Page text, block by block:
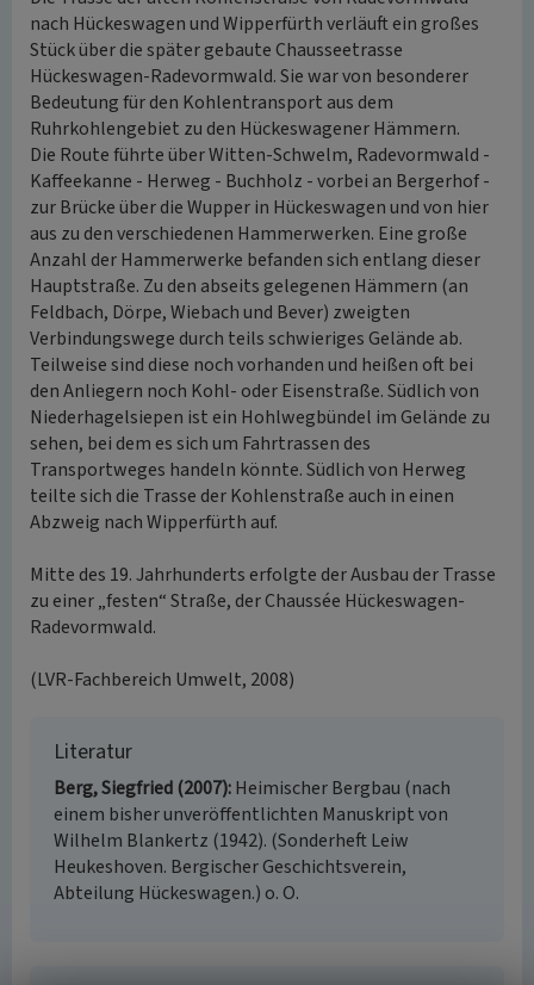
nach Hückeswagen und Wipperfürth verläuft ein großes
Stück über die später gebaute Chausseetrasse
Hückeswagen-Radevormwald. Sie war von besonderer
Bedeutung für den Kohlentransport aus dem
Ruhrkohlengebiet zu den Hückeswagener Hämmern.
Die Route führte über Witten-Schwelm, Radevormwald -
Kaffeekanne - Herweg - Buchholz - vorbei an Bergerhof -
zur Brücke über die Wupper in Hückeswagen und von hier
aus zu den verschiedenen Hammerwerken. Eine große
Anzahl der Hammerwerke befanden sich entlang dieser
Hauptstraße. Zu den abseits gelegenen Hämmern (an
Feldbach, Dörpe, Wiebach und Bever) zweigten
Verbindungswege durch teils schwieriges Gelände ab.
Teilweise sind diese noch vorhanden und heißen oft bei
den Anliegern noch Kohl- oder Eisenstraße. Südlich von
Niederhagelsiepen ist ein Hohlwegbündel im Gelände zu
sehen, bei dem es sich um Fahrtrassen des
Transportweges handeln könnte. Südlich von Herweg
teilte sich die Trasse der Kohlenstraße auch in einen
Abzweig nach Wipperfürth auf.
Mitte des 19. Jahrhunderts erfolgte der Ausbau der Trasse
zu einer „festen“ Straße, der Chaussée Hückeswagen-
Radevormwald.
(LVR-Fachbereich Umwelt, 2008)
Literatur
Berg, Siegfried (2007) Heimischer Bergbau (nach
einem bisher unveröffentlichten Manuskript von
Wilhelm Blankertz (1942). (Sonderheft Leiw
Heukeshoven. Bergischer Geschichtsverein,
Abteilung Hückeswagen.) o. O.